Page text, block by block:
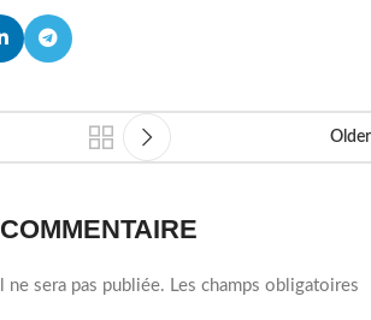
Older
ne sera pas publiée. Les champs obligatoires